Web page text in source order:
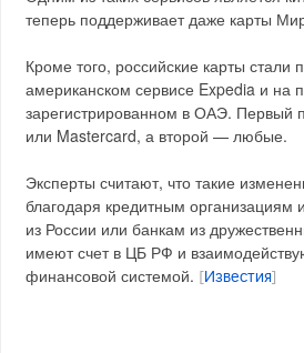
теперь поддерживает даже карты
Кроме того, российские карты стали
американском сервисе Expedia и на
зарегистрированном в ОАЭ. Первый
или Mastercard, а второй — любые.
Эксперты считают, что такие
благодаря кредитным
из России или банкам из
имеют счет в ЦБ РФ и
финансовой системой.
Известия